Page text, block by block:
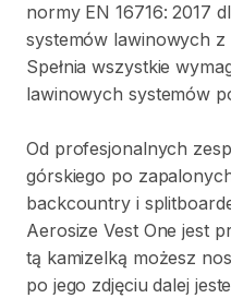
normy EN 16716: 2017
systemów lawinowych z
Spełnia wszystkie
lawinowych systemów
Od profesjonalnych
górskiego po
backcountry i
Aerosize Vest One jest
tą kamizelką możesz
po jego zdjęciu dalej